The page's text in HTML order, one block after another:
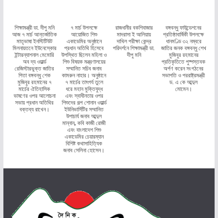
শিক্ষামন্ত্রী ডা. দীপু মনি
আজ ৭ মার্চ আন্তর্জাতিক
মাতৃভাষা ইনস্টিটিউট
মিলনায়তনে ইউনেস্কোর
ইন্টারন্যাশনাল মেমোরি
অব দ্য ওয়ার্ল্ড
রেজিস্টারভুক্ত জাতির
পিতা বঙ্গবন্ধু শেক
মুজিবুর রহমানের ৭
মার্চের ঐতিহাসিক
ভাষণের ওপর আলোচনা
সভায় প্রধান অতিথির
বক্তব্য রাখেন।
৭ মার্চ উপলক্ষে
আয়োজিত শিশু
একাডেমির অনুষ্ঠানে
প্রধান অতিথি হিসেবে
উপস্থিত ছিলেন মহিলা ও
শিশু বিষয়ক মন্ত্রণালয়ের
সম্মানিত সচিব জনাব
কামরুন নাহার। অনুষ্ঠানে
৭ মার্চের তাৎপর্য তুলে
ধরে মহান মুক্তিযুদ্ধ
এবং স্বাধীনতার ওপর
শিশুদের গল্প শোনান ওয়ার্ল্ড
ইউনিভার্সিটির সম্মানিত
উপাচার্য জনাব আব্দুল
মান্নান, কবি কাজী রোজী
এবং বাংলাদেশ শিশু
একাডেমির চেয়ারম্যান
বিশিষ্ট কথাসাহিত্যিক
জনাব সেলিনা হোসেন।
রাজধানীর বকশিবাজার
মাদরাসা ই আলিয়ায়
দাখিল পরীক্ষা কেন্দ্র
পরিদর্শনে শিক্ষামন্ত্রী ডা.
দীপু মনি
বঙ্গবন্ধু ফাউন্ডেশনের
প্রতিষ্ঠাবার্ষিকী উপলক্ষে
ধানমণ্ডি ৩২ নম্বরে
জাতির জনক বঙ্গবন্ধু শেখ
মুজিবুর রহমানের
প্রতিকৃতিতে পুষ্পস্তবক
অর্পণ করেন সংগঠনের
সভাপতি ও পররাষ্ট্রমন্ত্রী
ড. এ কে আব্দুল
মোমেন।